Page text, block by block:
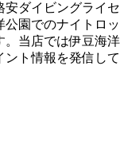
安ダイビングライセ
公園でのナイトロッ
。当店では伊豆海洋
ト情報を発信して